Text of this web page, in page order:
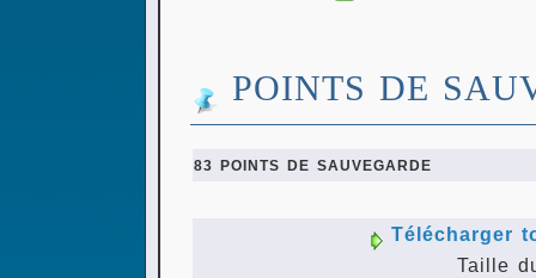
POINTS DE
83 POINTS DE SAUVEGARDE
Télécharger
Taille